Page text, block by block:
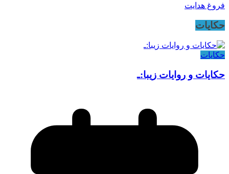
فروغ هدایت
حکایات
حکایات
حکایات و روایات زیبا:ـ